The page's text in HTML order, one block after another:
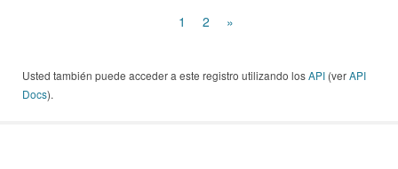
1 2 »
Usted también puede acceder a este registro utilizando losAPI (verAPI
Docs).